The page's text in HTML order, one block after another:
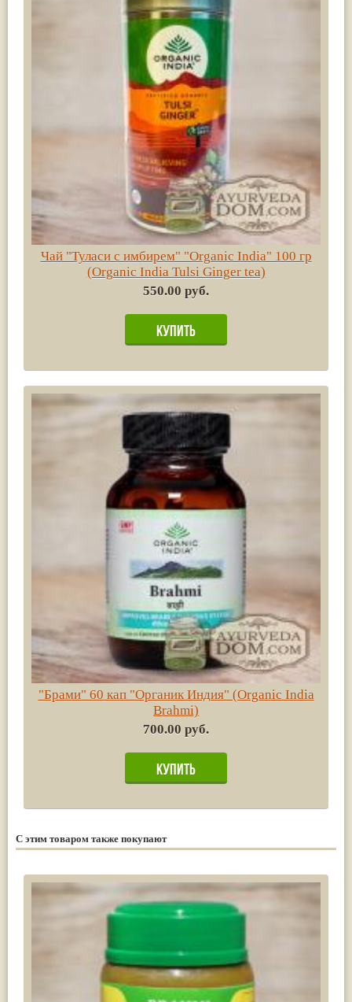
Чай "Туласи с имбирем" "Organic India" 100 гр
(Organic India Tulsi Ginger tea)
550.00 руб.
"Брами" 60 кап "Органик Индия" (Organic India
Brahmi)
700.00 руб.
С этим товаром также покупают